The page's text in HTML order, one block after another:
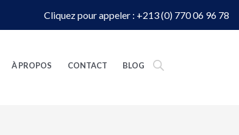
Cliquez pour appeler : +213 (0) 770 06 96 78
À PROPOS CONTACT BLOG